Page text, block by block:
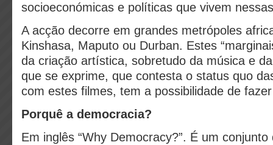
socioeconómicas e políticas que vivem
A acção decorre em grandes metrópoles
Kinshasa, Maputo ou Durban. Estes
da criação artística, sobretudo da música e
que se exprime, que contesta o status quo
com estes filmes, tem a possibilidade de
Porquê a democracia?
Em inglês “Why Democracy?”. É um